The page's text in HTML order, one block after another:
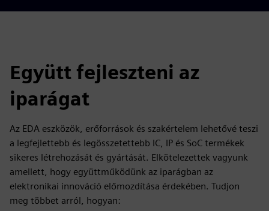
Együtt fejleszteni az
iparágat
Az EDA eszközök, erőforrások és szakértelem lehetővé teszi
a legfejlettebb és legösszetettebb IC, IP és SoC termékek
sikeres létrehozását és gyártását. Elkötelezettek vagyunk
amellett, hogy együttműködünk az iparágban az
elektronikai innováció előmozdítása érdekében. Tudjon
meg többet arról, hogyan: